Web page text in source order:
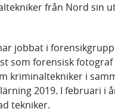
från Nord sin
jobbat i
som forensisk
kriminaltekniker i
2019. I februari i
tekniker.